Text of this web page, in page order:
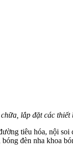
lắp đặt các thiết
tiêu hóa, nội
đèn nha khoa